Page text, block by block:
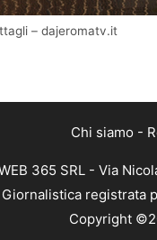
– dajeromatv.it
Chi siamo -
365 SRL - Via
registrata
Copyright